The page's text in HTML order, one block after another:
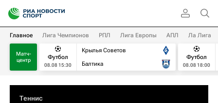
Главное Лига Чемпионов РПЛ Лига Европы АПЛ Ла Лига
Матч-
центр
Футбол
08.08 15:30
Крылья Советов
Балтика
Футбол
08.08 18:00
Теннис